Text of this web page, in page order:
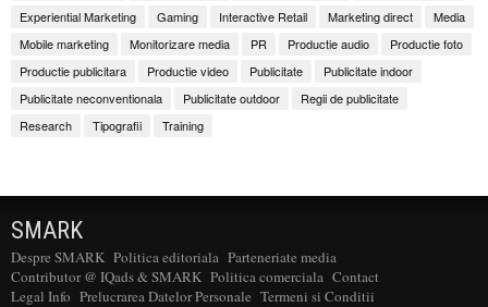
Experiential Marketing
Gaming Interactive Retail Marketing direct
Media
Mobile marketing
Monitorizare media PR Productie audio
Productie foto
Productie publicitara
Productie video Publicitate
Publicitate indoor
Publicitate neconventionala
Publicitate outdoor
Regii de publicitate
Research
Tipografii Training
SMARK
Despre SMARK Politica editoriala Parteneriate media
Contributor @ IQads & SMARK Politica comerciala Contact
Legal Info Prelucrarea Datelor Personale Termeni si Conditii